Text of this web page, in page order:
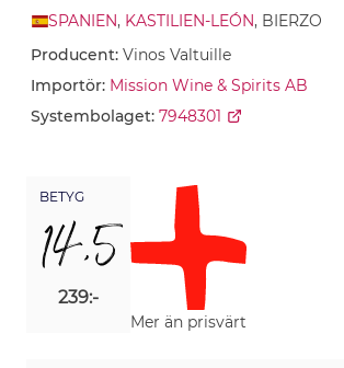
SPANIEN, KASTILIEN-LEÓN, BIERZO
Producent: Vinos Valtuille
Importör: Mission Wine & Spirits AB
Systembolaget: 7948301
BETYG
14,5
239:-
Mer än prisvärt